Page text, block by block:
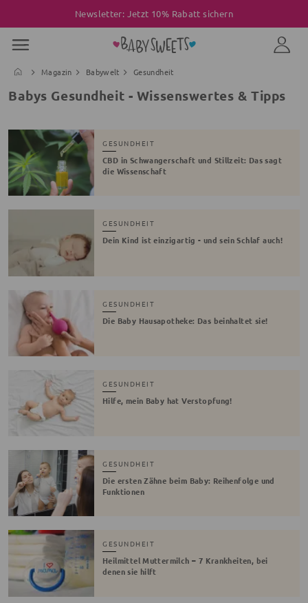
Newsletter: Jetzt 10% Rabatt sichern
Magazin Babywelt Gesundheit
Babys Gesundheit - Wissenswertes & Tipps
GESUNDHEIT
CBD in Schwangerschaft und Stillzeit: Das sagt
die Wissenschaft
GESUNDHEIT
Dein Kind ist einzigartig - und sein Schlaf auch!
GESUNDHEIT
Die Baby Hausapotheke: Das beinhaltet sie!
GESUNDHEIT
Hilfe, mein Baby hat Verstopfung!
GESUNDHEIT
Die ersten Zähne beim Baby: Reihenfolge und
Funktionen
GESUNDHEIT
Heilmittel Muttermilch – 7 Krankheiten, bei
denen sie hilft